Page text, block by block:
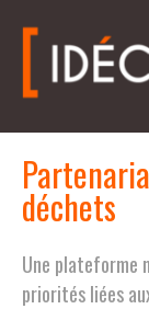
déchets
Une plateforme
priorités liées